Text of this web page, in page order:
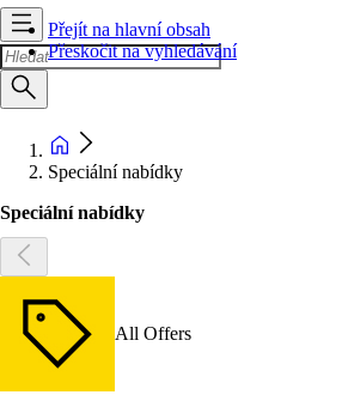
Přejít na hlavní obsah
Přeskočit na vyhledávání
Speciální nabídky
Speciální nabídky
All Offers